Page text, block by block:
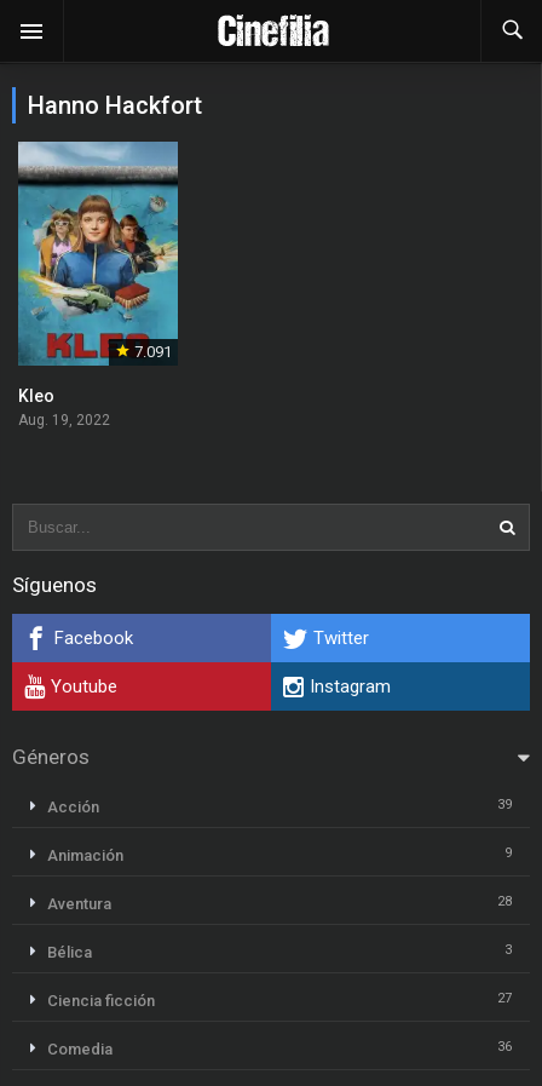
Hanno Hackfort
7.091
Kleo
Aug. 19, 2022
Síguenos
Facebook Twitter
Youtube Instagram
Géneros
Acción 39
Animación 9
Aventura 28
Bélica 3
Ciencia ficción 27
Comedia 36